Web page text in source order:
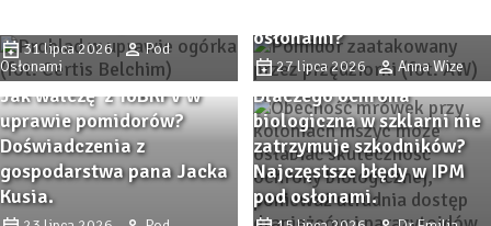
31 lipca 2026
Pod
Osłonami
osłonami?
27 lipca 2026 Anna Wize
Jak walczę z ToBRFV w
uprawie pomidorów?
Doświadczenia z
gospodarstwa pana Jacka
Kusia.
Dlaczego ochrona
biologiczna w szklarni nie
zatrzymuje szkodników?
Najczęstsze błędy w IPM
pod osłonami.